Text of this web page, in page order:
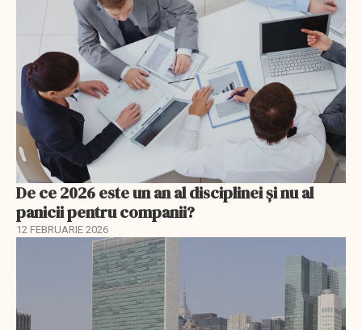
De ce 2026 este un an al disciplinei și nu al
panicii pentru companii?
12 FEBRUARIE 2026